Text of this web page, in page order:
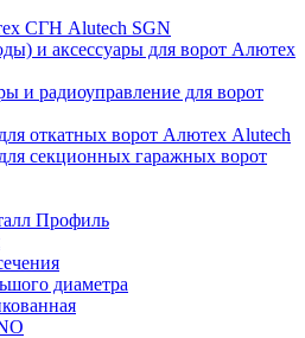
СГН Alutech SGN
и аксессуары для ворот Алютех
и радиоуправление для ворот
откатных ворот Алютех Alutech
секционных гаражных ворот
Профиль
диаметра